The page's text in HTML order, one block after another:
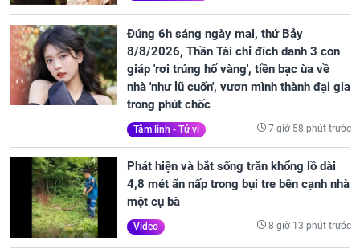
Đúng 6h sáng ngày mai, thứ Bảy
8/8/2026, Thần Tài chỉ đích danh 3 con
giáp 'rơi trúng hố vàng', tiền bạc ùa về
nhà 'như lũ cuốn', vươn mình thành đại gia
trong phút chốc
Tâm linh - Tử vi 7 giờ 58 phút trước
Phát hiện và bắt sống trăn khổng lồ dài
4,8 mét ẩn nấp trong bụi tre bên cạnh nhà
một cụ bà
Video 8 giờ 13 phút trước